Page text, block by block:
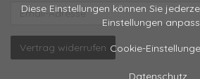
Diese Einstellungen können Sie
Einstellungen
Cookie-
Datenschutz
EMAIL-
Vertrag widerrufen